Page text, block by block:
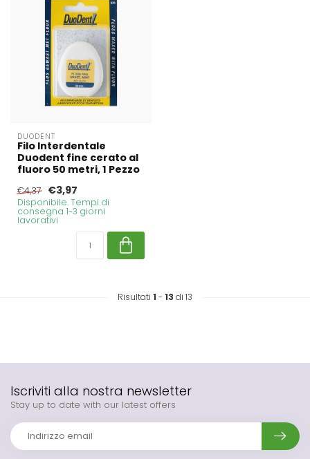
DUODENT
Filo Interdentale
Duodent fine cerato al
fluoro 50 metri, 1 Pezzo
€4,37 €3,97
Disponibile. Tempi di
consegna 1-3 giorni
lavorativi
Risultati 1 - 13 di 13
Iscriviti alla nostra newsletter
Stay up to date with our latest offers